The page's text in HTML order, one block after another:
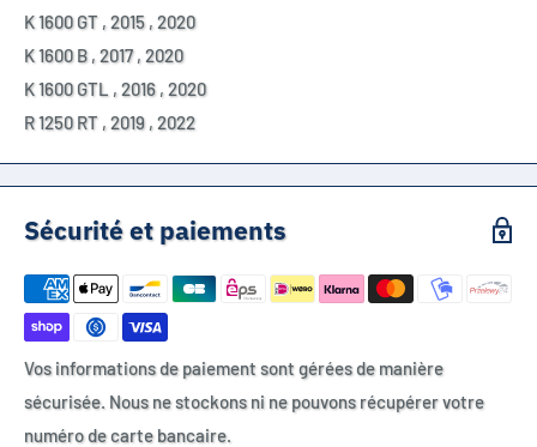
K 1600 GT , 2015 , 2020
K 1600 B , 2017 , 2020
K 1600 GTL , 2016 , 2020
R 1250 RT , 2019 , 2022
Sécurité et paiements
Vos informations de paiement sont gérées de manière
sécurisée. Nous ne stockons ni ne pouvons récupérer votre
numéro de carte bancaire.